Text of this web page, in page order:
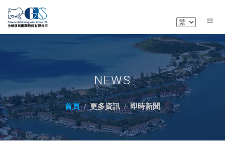
NEWS
首頁 更多資訊 即時新聞